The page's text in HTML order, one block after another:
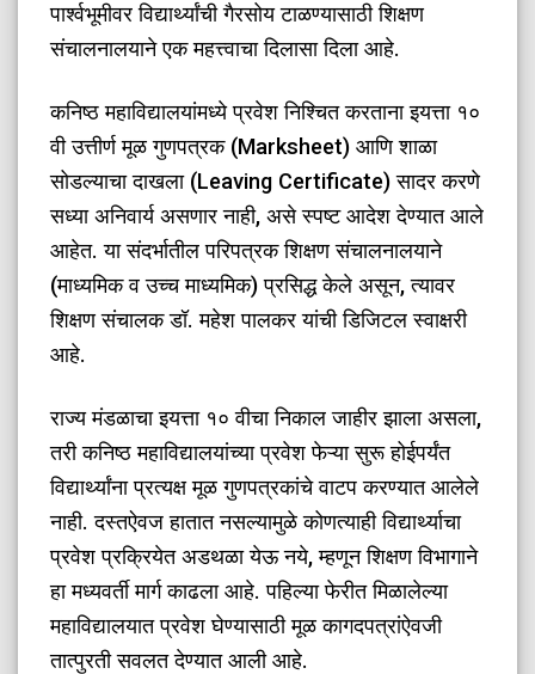
पार्श्वभूमीवर विद्यार्थ्यांची गैरसोय टाळण्यासाठी शिक्षण
संचालनालयाने एक महत्त्वाचा दिलासा दिला आहे.
​कनिष्ठ महाविद्यालयांमध्ये प्रवेश निश्चित करताना इयत्ता १०
वी उत्तीर्ण मूळ गुणपत्रक (Marksheet) आणि शाळा
सोडल्याचा दाखला (Leaving Certificate) सादर करणे
सध्या अनिवार्य असणार नाही, असे स्पष्ट आदेश देण्यात आले
आहेत. या संदर्भातील परिपत्रक शिक्षण संचालनालयाने
(माध्यमिक व उच्च माध्यमिक) प्रसिद्ध केले असून, त्यावर
शिक्षण संचालक डॉ. महेश पालकर यांची डिजिटल स्वाक्षरी
आहे.
​राज्य मंडळाचा इयत्ता १० वीचा निकाल जाहीर झाला असला,
तरी कनिष्ठ महाविद्यालयांच्या प्रवेश फेऱ्या सुरू होईपर्यंत
विद्यार्थ्यांना प्रत्यक्ष मूळ गुणपत्रकांचे वाटप करण्यात आलेले
नाही. दस्तऐवज हातात नसल्यामुळे कोणत्याही विद्यार्थ्याचा
प्रवेश प्रक्रियेत अडथळा येऊ नये, म्हणून शिक्षण विभागाने
हा मध्यवर्ती मार्ग काढला आहे. पहिल्या फेरीत मिळालेल्या
महाविद्यालयात प्रवेश घेण्यासाठी मूळ कागदपत्रांऐवजी
तात्पुरती सवलत देण्यात आली आहे.